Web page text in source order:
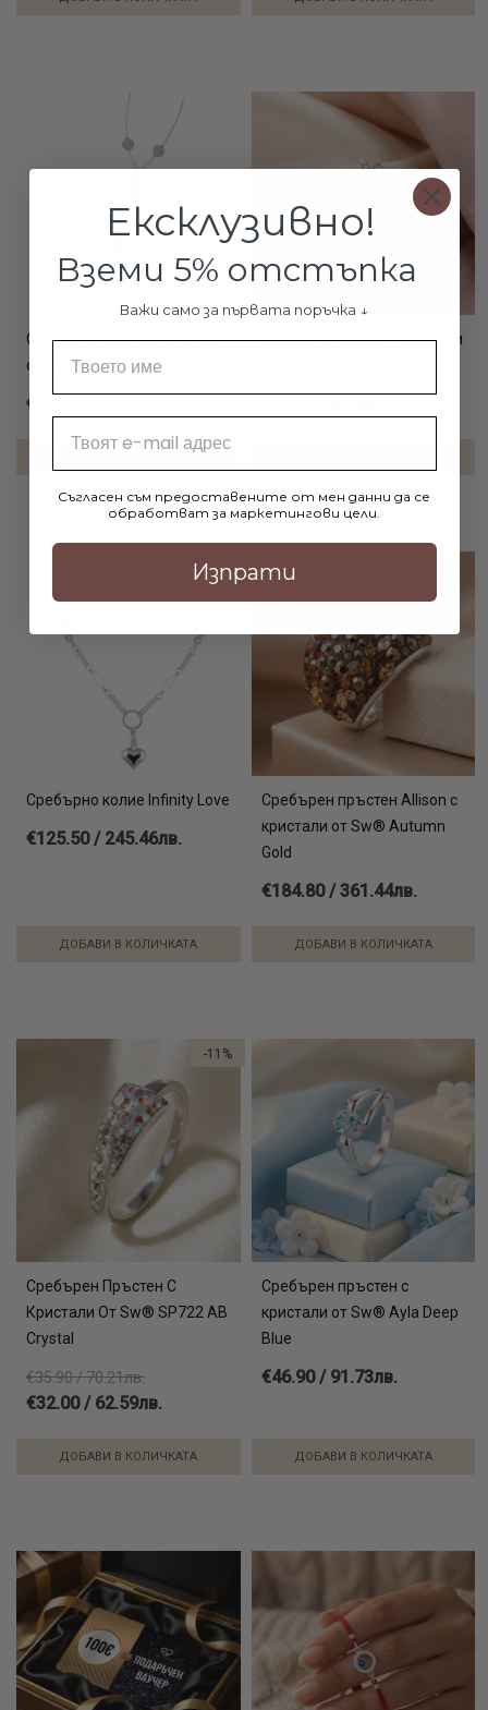
Сребърно колие с кристали
от Sw® SK510
€70.00 / 136.91лв.
ДОБАВИ В КОЛИЧКАТА
Сребърни Обеци С Циркони
Сребърно колие Infinity Love
€125.50 / 245.46лв.
ДОБАВИ В КОЛИЧКАТА
Сребърен пръстен Allison с
кристали от Sw® Autumn
Gold
€184.80 / 361.44лв.
ДОБАВИ В КОЛИЧКАТА
Сребърен Пръстен С
Кристали От Sw® SP722 AB
Crystal
€35.90 / 70.21лв.
€32.00 / 62.59лв.
ДОБАВИ В КОЛИЧКАТА
-11%
Сребърен пръстен с
кристали от Sw® Ayla Deep
Blue
€46.90 / 91.73лв.
ДОБАВИ В КОЛИЧКАТА
Ексклузивно!
Вземи 5% отстъпка
Важи само за първата поръчка ↓
Съгласен съм предоставените от мен данни да се
обработват за маркетингови цели.
Изпрати